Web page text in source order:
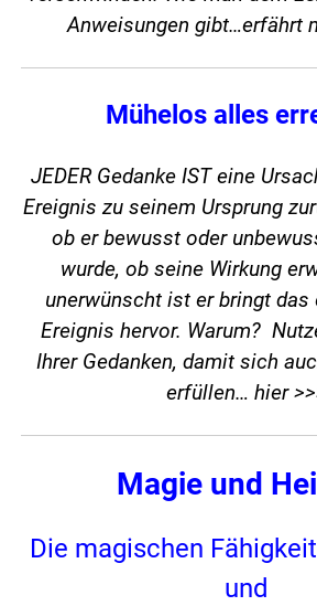
Anweisungen gibt…erfährt
Mühelos alles
JEDER Gedanke IST eine
Ereignis zu seinem Ursprung
ob er bewusst oder
wurde, ob seine Wirkung
unerwünscht ist er bringt das
Ereignis hervor. Warum?
Ihrer Gedanken, damit sich
erfüllen… hier
Magie und
Die magischen
und